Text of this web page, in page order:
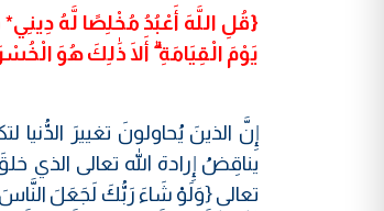
{قُلِ اللَّهَ أَعْبُدُ مُخْلِصًا لَّهُ
يَوْمَ الْقِيَامَةِ ۗ أَلَا ذَٰلِكَ هُوَ
إِنَّ الذينَ يُحاولونَ تغييرَ
يناقِضُ إِرادة الله تعالى الذي
تعالى {وَلَوْ شَاءَ رَبُّكَ لَجَعَلَ